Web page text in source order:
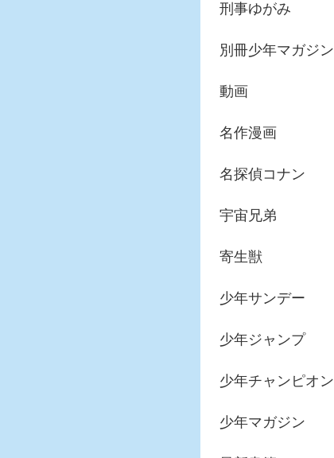
刑事ゆがみ
別冊少年マガジン
動画
名作漫画
名探偵コナン
宇宙兄弟
寄生獣
少年サンデー
少年ジャンプ
少年チャンピオン
少年マガジン